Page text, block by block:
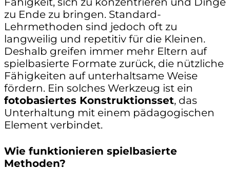
zu Ende zu bringen. Standard-
Lehrmethoden sind jedoch oft zu
langweilig und repetitiv für die Kleinen.
Deshalb greifen immer mehr Eltern auf
spielbasierte Formate zurück, die nützliche
Fähigkeiten auf unterhaltsame Weise
fördern. Ein solches Werkzeug ist ein
fotobasiertes Konstruktionsset, das
Unterhaltung mit einem pädagogischen
Element verbindet.
Wie funktionieren spielbasierte
Methoden?